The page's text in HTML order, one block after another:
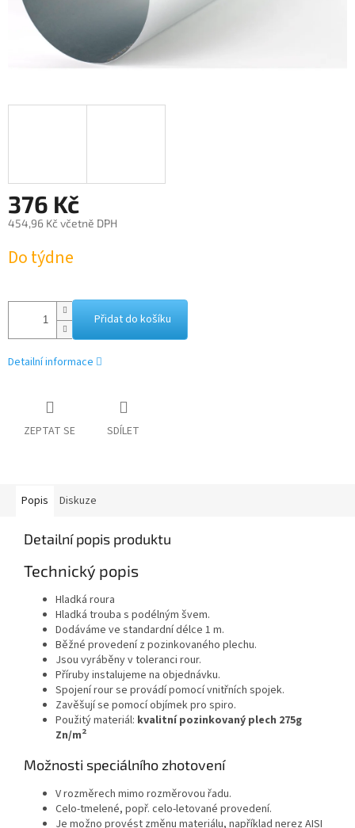
376 Kč
454,96 Kč včetně DPH
cena:
Do týdne
Přidat do košíku
Detailní informace
ZEPTAT SE SDÍLET
Popis Diskuze
Detailní popis produktu
Technický popis
Hladká roura
Hladká trouba s podélným švem.
Dodáváme ve standardní délce 1 m.
Běžné provedení z pozinkovaného plechu.
Jsou vyráběny v toleranci rour.
Příruby instalujeme na objednávku.
Spojení rour se provádí pomocí vnitřních spojek.
Zavěšují se pomocí objímek pro spiro.
Použitý materiál: kvalitní pozinkovaný plech 275g
Zn/m2
Možnosti speciálního zhotovení
V rozměrech mimo rozměrovou řadu.
Celo-tmelené, popř. celo-letované provedení.
Je možno provést změnu materiálu, například nerez AISI